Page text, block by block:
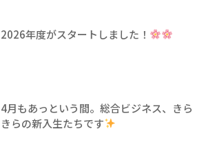
2026年度がスタートしました！
4月もあっという間。総合ビジネス、きら
きらの新入生たちです